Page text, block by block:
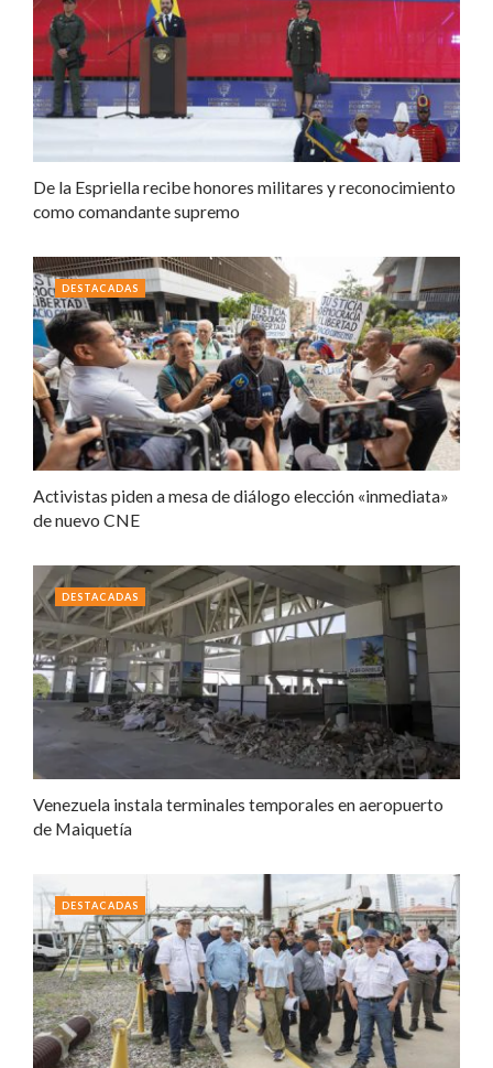
De la Espriella recibe honores militares y reconocimiento
como comandante supremo
Activistas piden a mesa de diálogo elección «inmediata»
de nuevo CNE
DESTACADAS
Venezuela instala terminales temporales en aeropuerto
de Maiquetía
DESTACADAS
DESTACADAS